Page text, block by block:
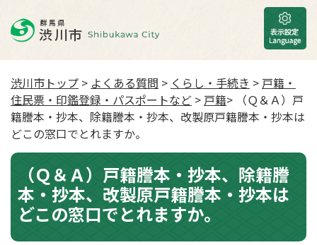
渋川市トップ > よくある質問 > くらし・手続き > 戸籍・
住民票・印鑑登録・パスポートなど > 戸籍> （Ｑ＆Ａ）戸
籍謄本・抄本、除籍謄本・抄本、改製原戸籍謄本・抄本は
どこの窓口でとれますか。
（Ｑ＆Ａ）戸籍謄本・抄本、除籍謄
本・抄本、改製原戸籍謄本・抄本は
どこの窓口でとれますか。